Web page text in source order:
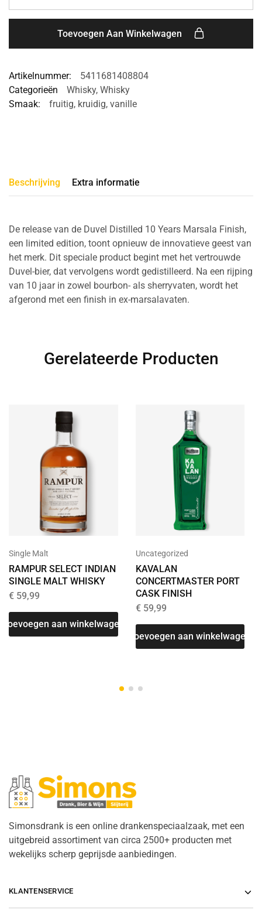
Toevoegen Aan Winkelwagen
Artikelnummer:
5411681408804
Categorieën
Whisky, Whisky
Smaak:
fruitig, kruidig, vanille
Beschrijving Extra informatie
De release van de Duvel Distilled 10 Years Marsala Finish,
een limited edition, toont opnieuw de innovatieve geest van
het merk. Dit speciale product begint met het vertrouwde
Duvel-bier, dat vervolgens wordt gedistilleerd. Na een rijping
van 10 jaar in zowel bourbon- als sherryvaten, wordt het
afgerond met een finish in ex-marsalavaten.
Gerelateerde Producten
Single Malt
RAMPUR SELECT INDIAN
SINGLE MALT WHISKY
€ 59,99
Toevoegen aan winkelwagen
Uncategorized
KAVALAN
CONCERTMASTER PORT
CASK FINISH
€59,99
Toevoegen aan winkelwagen
Simonsdrank is een online drankenspeciaalzaak, met een
uitgebreid assortiment van circa 2500+ producten met
wekelijks scherp geprijsde aanbiedingen.
KLANTENSERVICE